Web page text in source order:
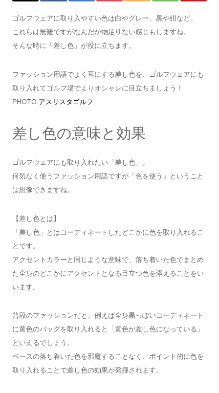
ゴルフウェアに取り入やすい色は白やグレー、黒や紺など。
これらは無難ですがなんだか物足りない感じもしますね。
そんな時に「差し色」が役に立ちます。
ファッション用語でよく耳にする差し色を、ゴルフウェアにも
取り入れてゴルフ場でよりオシャレに目立ちましょう！
PHOTO:アスリスタゴルフ
差し色の意味と効果
ゴルフウェアにも取り入れたい「差し色」。
何気なく使うファッション用語ですが「色を使う」ということ
は想像できますね。
【差し色とは】
「差し色」とはコーディネートしたどこかに色を取り入れるこ
とです。
アクセントカラーと同じような意味で、落ち着いた色でまとめ
た全身のどこかにアクセントとなる目立つ色を添えることをい
います。
普段のファッションだと、例えば全身黒っぽいコーディネート
に黄色のバッグを取り入れると「黄色が差し色になっている」
といえるでしょう。
ベースの落ち着いた色を邪魔することなく、ポイント的に色を
取り入れることで差し色の効果が発揮されます。